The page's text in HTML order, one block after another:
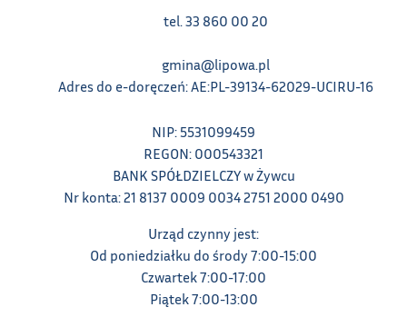
tel. 33 860 00 20
gmina@lipowa.pl
Adres do e-doręczeń: AE:PL-39134-62029-UCIRU-16
NIP: 5531099459
REGON: 000543321
BANK SPÓŁDZIELCZY w Żywcu
Nr konta: 21 8137 0009 0034 2751 2000 0490
Urząd czynny jest:
Od poniedziałku do środy 7:00-15:00
Czwartek 7:00-17:00
Piątek 7:00-13:00